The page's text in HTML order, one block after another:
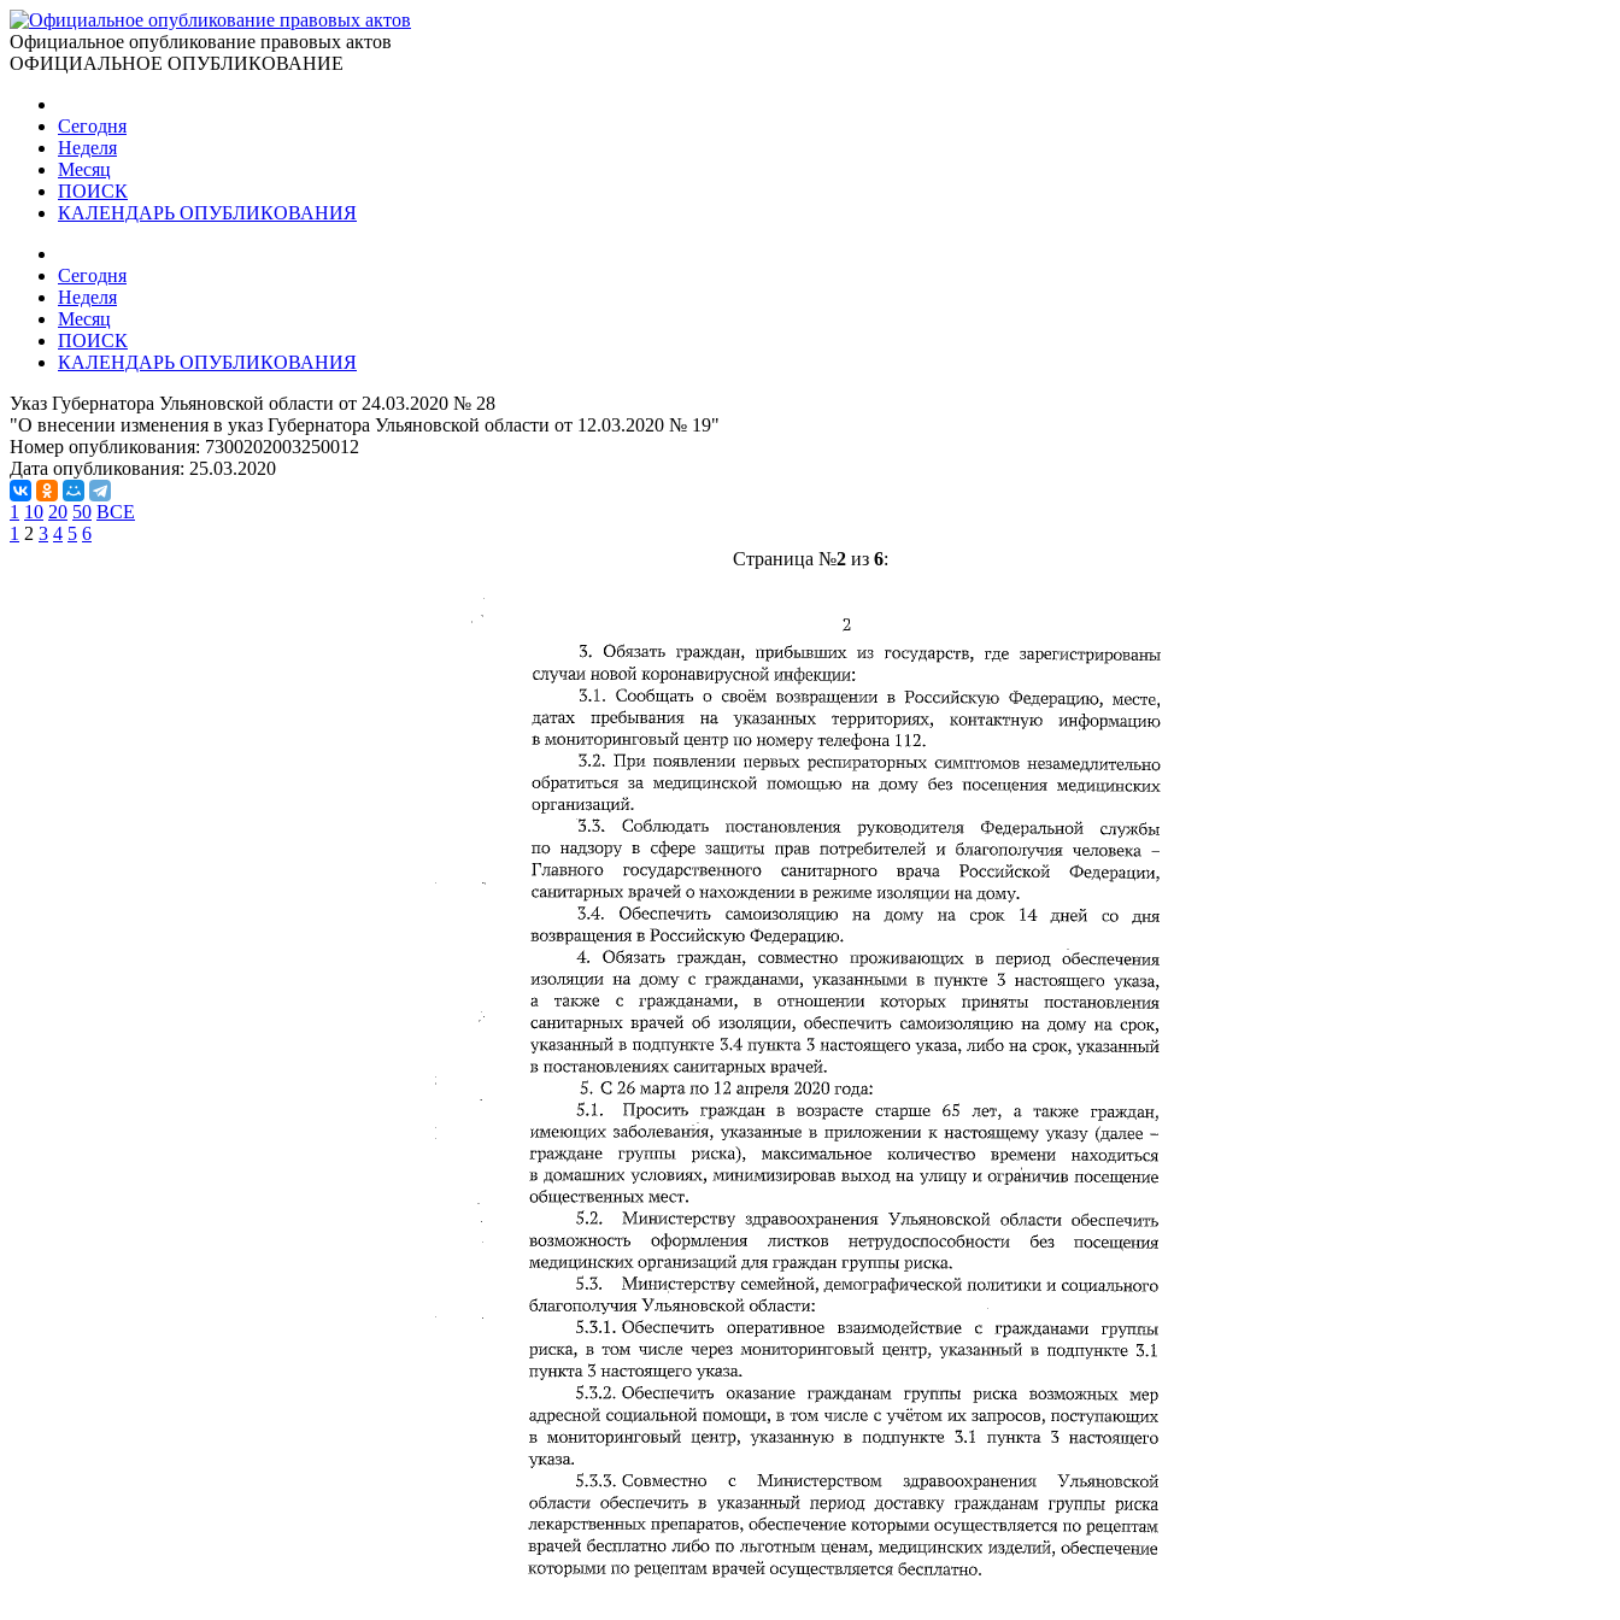
Официальное опубликование правовых актов
ОФИЦИАЛЬНОЕ ОПУБЛИКОВАНИЕ
Сегодня
Неделя
Месяц
ПОИСК
КАЛЕНДАРЬ ОПУБЛИКОВАНИЯ
Сегодня
Неделя
Месяц
ПОИСК
КАЛЕНДАРЬ ОПУБЛИКОВАНИЯ
Указ Губернатора Ульяновской области от 24.03.2020 № 28
"О внесении изменения в указ Губернатора Ульяновской области от 12.03.2020 № 19"
Номер опубликования: 7300202003250012
Дата опубликования: 25.03.2020
1 10 20 50 ВСЕ
1 2 3 4 5 6
Страница №2из 6: